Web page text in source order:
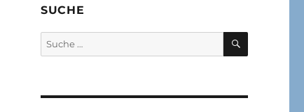
SUCHE
Suche
nach:
SUCHEN